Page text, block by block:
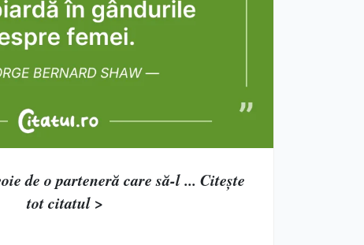
de o parteneră care să-l ... Citește
tot citatul >